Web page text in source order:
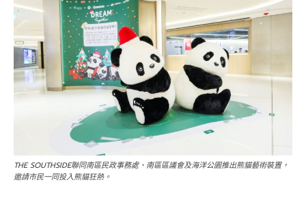
THE SOUTHSIDE聯同南區民政事務處、南區區議會及海洋公園推出熊貓藝術裝置，
邀請市民一同投入熊貓狂熱。